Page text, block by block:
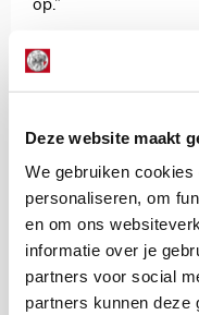
Deze website maakt
We gebruiken
personaliseren, om
en om ons
informatie over je
partners voor social
partners kunnen deze
op.”
team helpen,”
ben er trots op hoe
grote doel is dat je
Taylor weet dat de
weinig met verfijnd
deerde hem niet. Het
ook niet. Er is even